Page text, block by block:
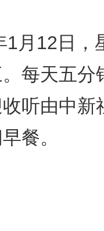
12日，
每天五分
听由中新
餐。